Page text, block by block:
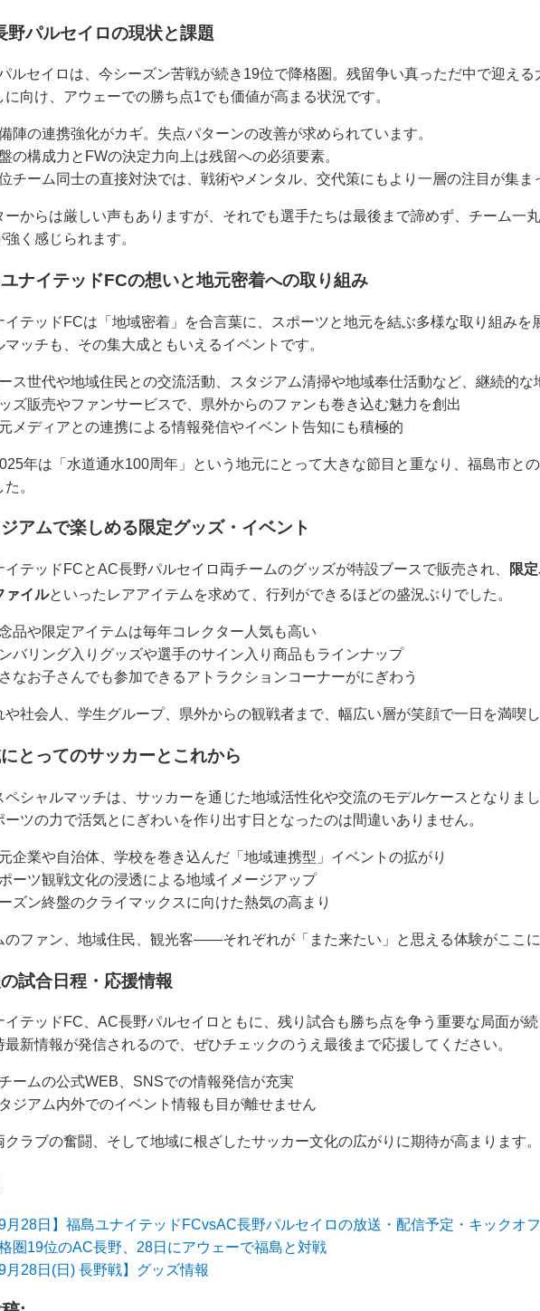
野パルセイロの現状と課題
ルセイロは、今シーズン苦戦が続き19位で降格圏。残留争い真っただ中で迎え
に向け、アウェーでの勝ち点1でも価値が高まる状況です。
陣の連携強化がカギ。失点パターンの改善が求められています。
の構成力とFWの決定力向上は残留への必須要素。
チーム同士の直接対決では、戦術やメンタル、交代策にもより一層の注目が集ま
ーからは厳しい声もありますが、それでも選手たちは最後まで諦めず、チーム一
強く感じられます。
ナイテッドFCの想いと地元密着への取り組み
イテッドFCは「地域密着」を合言葉に、スポーツと地元を結ぶ多様な取り組みを
マッチも、その集大成ともいえるイベントです。
ス世代や地域住民との交流活動、スタジアム清掃や地域奉仕活動など、継続的な
ズ販売やファンサービスで、県外からのファンも巻き込む魅力を創出
メディアとの連携による情報発信やイベント告知にも積極的
年は「水道通水100周年」という地元にとって大きな節目と重なり、福島市と
。
アムで楽しめる限定グッズ・イベント
イテッドFCとAC長野パルセイロ両チームのグッズが特設ブースで販売され、
限
ァイルといったレアアイテムを求めて、行列ができるほどの盛況ぶりでした。
品や限定アイテムは毎年コレクター人気も高い
バリング入りグッズや選手のサイン入り商品もラインナップ
なお子さんでも参加できるアトラクションコーナーがにぎわう
や社会人、学生グループ、県外からの観戦者まで、幅広い層が笑顔で一日を満喫し
とってのサッカーとこれから
ペシャルマッチは、サッカーを通じた地域活性化や交流のモデルケースとなりま
ーツの力で活気とにぎわいを作り出す日となったのは間違いありません。
企業や自治体、学校を巻き込んだ「地域連携型」イベントの拡がり
ーツ観戦文化の浸透による地域イメージアップ
ズン終盤のクライマックスに向けた熱気の高まり
のファン、地域住民、観光客――それぞれが「また来たい」と思える体験がここに
試合日程・応援情報
イテッドFC、AC長野パルセイロともに、残り試合も勝ち点を争う重要な局面が
最新情報が発信されるので、ぜひチェックのうえ最後まで応援してください。
ームの公式WEB、SNSでの情報発信が充実
ジアム内外でのイベント情報も目が離せません
クラブの奮闘、そして地域に根ざしたサッカー文化の広がりに期待が高まります。
9月28日】福島ユナイテッドFCvsAC長野パルセイロの放送・配信予定・キックオ
圏19位のAC長野、28日にアウェーで福島と対戦
9月28日(日) 長野戦】グッズ情報